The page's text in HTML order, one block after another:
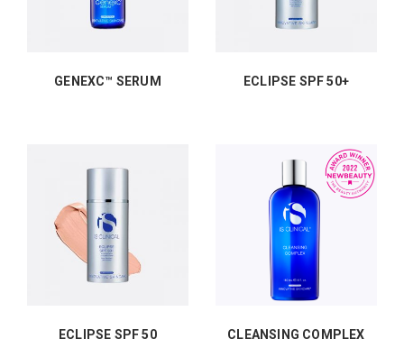
GENEXC™ SERUM ECLIPSE SPF 50+
ECLIPSE SPF 50 CLEANSING COMPLEX